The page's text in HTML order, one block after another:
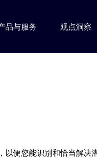
品与服务 观点洞察
便您能识别和恰当解决潜